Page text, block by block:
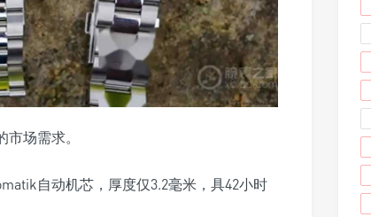
场需求。
自动机芯，厚度仅3.2毫米，具42小时